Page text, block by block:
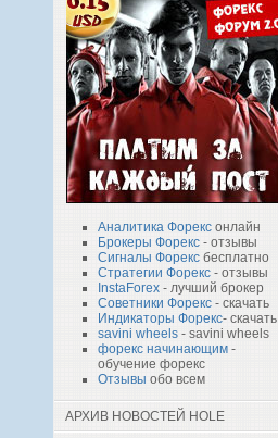
Аналитика Форекс онлайн
Брокеры Форекс - отзывы
Сигналы Форекс бесплатно
Стратегии Форекс - отзывы
InstaForex - лучший брокер
Советники Форекс - скачать
Индикаторы Форекс- скачать
savini wheels - savini wheels
форекс начинающим -
обучение форекс
Отзывы обо всем
АРХИВ НОВОСТЕЙ HOLE